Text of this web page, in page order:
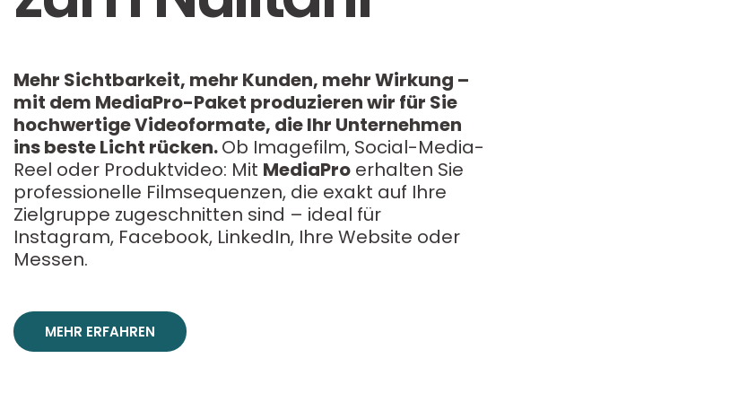
Mehr Sichtbarkeit, mehr Kunden, mehr Wirkung –
mit dem MediaPro-Paket produzieren wir für Sie
hochwertige Videoformate, die Ihr Unternehmen
ins beste Licht rücken.Ob Imagefilm, Social-Media-
Reel oder Produktvideo: Mit MediaPro erhalten Sie
professionelle Filmsequenzen, die exakt auf Ihre
Zielgruppe zugeschnitten sind – ideal für
Instagram, Facebook, LinkedIn, Ihre Website oder
Messen.
MEHR ERFAHREN